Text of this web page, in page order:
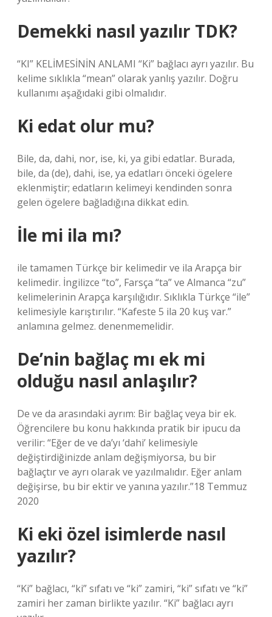
Demekki nasıl yazılır TDK?
“KI” KELİMESİNİN ANLAMI “Ki” bağlacı ayrı yazılır. Bu
kelime sıklıkla “mean” olarak yanlış yazılır. Doğru
kullanımı aşağıdaki gibi olmalıdır.
Ki edat olur mu?
Bile, da, dahi, nor, ise, ki, ya gibi edatlar. Burada,
bile, da (de), dahi, ise, ya edatları önceki ögelere
eklenmiştir; edatların kelimeyi kendinden sonra
gelen ögelere bağladığına dikkat edin.
İle mi ila mı?
ile tamamen Türkçe bir kelimedir ve ila Arapça bir
kelimedir. İngilizce “to”, Farsça “ta” ve Almanca “zu”
kelimelerinin Arapça karşılığıdır. Sıklıkla Türkçe “ile”
kelimesiyle karıştırılır. “Kafeste 5 ila 20 kuş var.”
anlamına gelmez. denenmemelidir.
De’nin bağlaç mı ek mi
olduğu nasıl anlaşılır?
De ve da arasındaki ayrım: Bir bağlaç veya bir ek.
Öğrencilere bu konu hakkında pratik bir ipucu da
verilir: “Eğer de ve da’yı ‘dahi’ kelimesiyle
değiştirdiğinizde anlam değişmiyorsa, bu bir
bağlaçtır ve ayrı olarak ve yazılmalıdır. Eğer anlam
değişirse, bu bir ektir ve yanına yazılır.”18 Temmuz
2020
Ki eki özel isimlerde nasıl
yazılır?
“Ki” bağlacı, “ki” sıfatı ve “ki” zamiri, “ki” sıfatı ve “ki”
zamiri her zaman birlikte yazılır. “Ki” bağlacı ayrı